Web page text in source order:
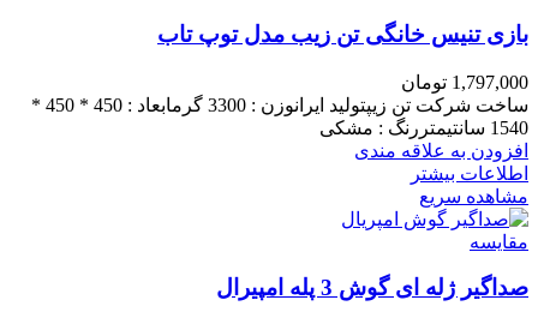
بازی تنیس خانگی تن زیب مدل توپ تاب
1,797,000 تومان
ساخت شرکت تن زیپتولید ایرانوزن : 3300 گرمابعاد : 450 * 450 *
1540 سانتیمتررنگ : مشکی
افزودن به علاقه مندی
اطلاعات بیشتر
مشاهده سریع
مقایسه
صداگیر ژله ای گوش 3 پله امپیرال